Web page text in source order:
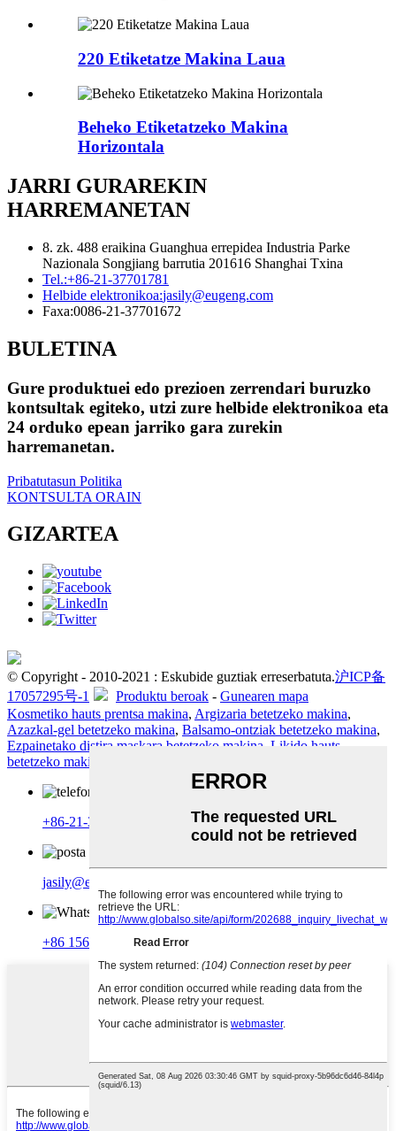
220 Etiketatze Makina Laua
Beheko Etiketatzeko Makina
Horizontala
JARRI GURAREKIN
HARREMANETAN
8. zk. 488 eraikina Guanghua errepidea Industria Parke
Nazionala Songjiang barrutia 201616 Shanghai Txina
Tel.:+86-21-37701781
Helbide elektronikoa:jasily@eugeng.com
Faxa:0086-21-37701672
BULETINA
Gure produktuei edo prezioen zerrendari buruzko
kontsultak egiteko, utzi zure helbide elektronikoa eta
24 orduko epean jarriko gara zurekin
harremanetan.
Pribatutasun Politika
KONTSULTA ORAIN
GIZARTEA
© Copyright - 2010-2021 : Eskubide guztiak erreserbatuta.沪ICP备
17057295号-1
Produktu beroak - Gunearen mapa
Kosmetiko hauts prentsa makina, Argizaria betetzeko makina,
Azazkal-gel betetzeko makina, Balsamo-ontziak betetzeko makina,
Ezpainetako distira maskara betetzeko makina Likido hauts
betetzeko makina
+86-21-37701781
jasily@eugeng.com
+86 15601877627